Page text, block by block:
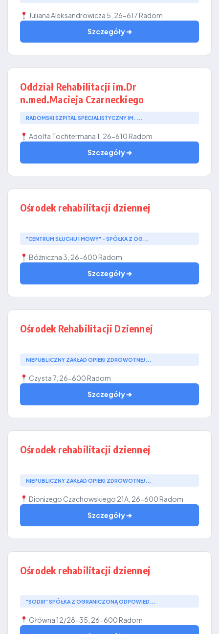
Juliana Aleksandrowicza 5, 26-617 Radom
Szczegóły ➔
Oddział Rehabilitacji im.Dr
n.med.Macieja Czarneckiego
RADOMSKI SZPITAL SPECJALISTYCZNY IM. ...
Adolfa Tochtermana 1, 26-610 Radom
Szczegóły ➔
Ośrodek rehabilitacji dziennej
"CENTRUM SŁUCHU I MOWY" - SPÓŁKA Z OG...
Bóżniczna 3, 26-600 Radom
Szczegóły ➔
Ośrodek Rehabilitacji Dziennej
NIEPUBLICZNY ZAKŁAD OPIEKI ZDROWOTNEJ...
Czysta 7, 26-600 Radom
Szczegóły ➔
Ośrodek rehabilitacji dziennej
NIEPUBLICZNY ZAKŁAD OPIEKI ZDROWOTNEJ...
Dionizego Czachowskiego 21A, 26-600 Radom
Szczegóły ➔
Ośrodek rehabilitacji dziennej
"SODIR" SPÓŁKA Z OGRANICZONĄ ODPOWIED...
Główna 12/28-35, 26-600 Radom